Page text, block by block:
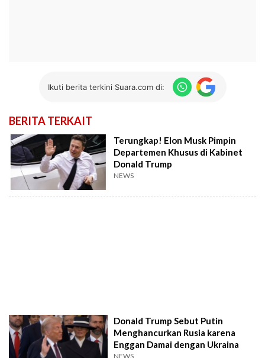
Ikuti berita terkini Suara.com di:
BERITA TERKAIT
Terungkap! Elon Musk Pimpin
Departemen Khusus di Kabinet
Donald Trump
NEWS
Donald Trump Sebut Putin
Menghancurkan Rusia karena
Enggan Damai dengan Ukraina
NEWS